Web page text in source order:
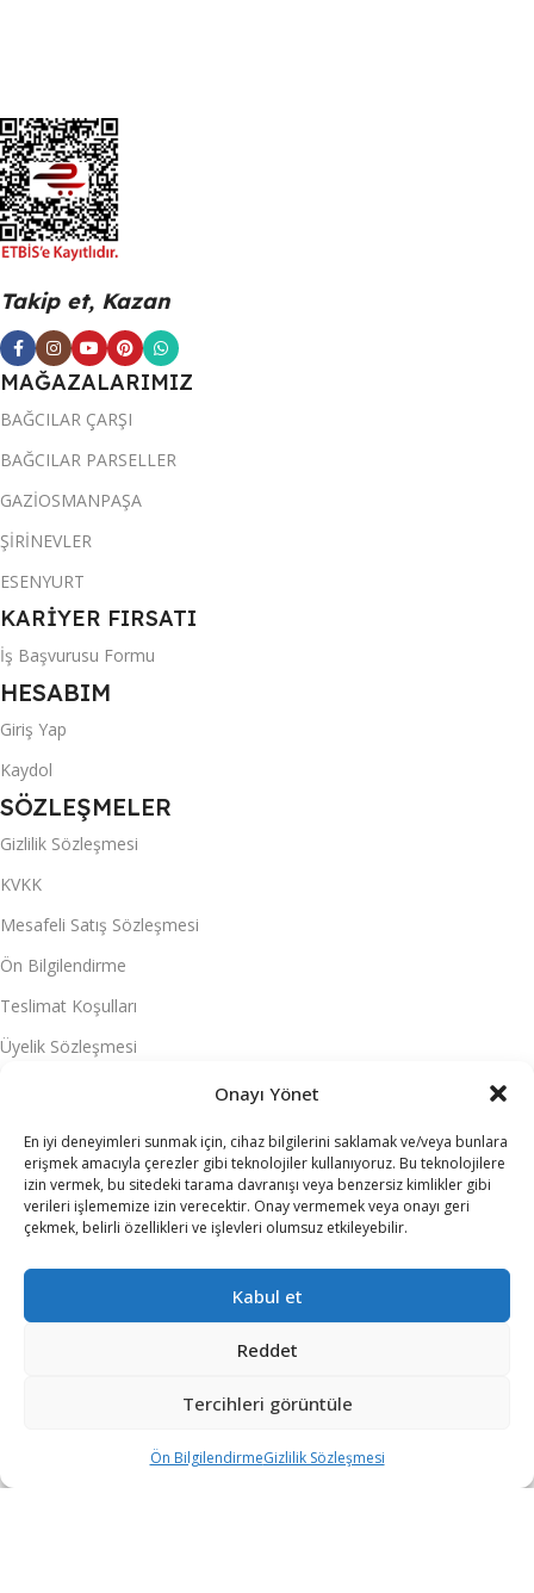
Onayı Yönet
En iyi deneyimleri sunmak için, cihaz bilgilerini saklamak ve/veya bunlara
erişmek amacıyla çerezler gibi teknolojiler kullanıyoruz. Bu teknolojilere
izin vermek, bu sitedeki tarama davranışı veya benzersiz kimlikler gibi
verileri işlememize izin verecektir. Onay vermemek veya onayı geri
çekmek, belirli özellikleri ve işlevleri olumsuz etkileyebilir.
Kabul et
Reddet
Tercihleri görüntüle
Ön BilgilendirmeGizlilik Sözleşmesi
Takip et, Kazan
MAĞAZALARIMIZ
BAĞCILAR ÇARŞI
BAĞCILAR PARSELLER
GAZİOSMANPAŞA
ŞİRİNEVLER
ESENYURT
KARİYER FIRSATI
İş Başvurusu Formu
HESABIM
Giriş Yap
Kaydol
SÖZLEŞMELER
Gizlilik Sözleşmesi
KVKK
Mesafeli Satış Sözleşmesi
Ön Bilgilendirme
Teslimat Koşulları
Üyelik Sözleşmesi
ACER
ALTUS
ARZUM
BRAUN
FAKİR
KATEGORİLER